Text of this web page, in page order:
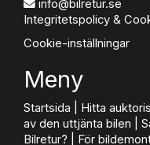
info@bilretur.se
Integritetspolicy &
Cookie-inställningar
Meny
Startsida Hitta
av den uttjänta bilen
Bilretur?
För